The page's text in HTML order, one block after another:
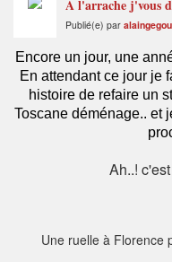
A l'arrache j'vous
Publié(e) par
Encore un jour, une
En attendant ce jour je
histoire de refaire un
Toscane déménage.. et
Ah..!
Une ruelle à Florence